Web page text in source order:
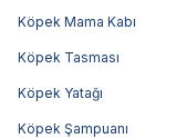
Köpek Mama Kabı
Köpek Tasması
Köpek Yatağı
Köpek Şampuanı